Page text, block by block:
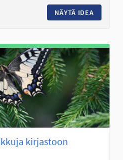
NÄYTÄ IDEA
kirjastoon